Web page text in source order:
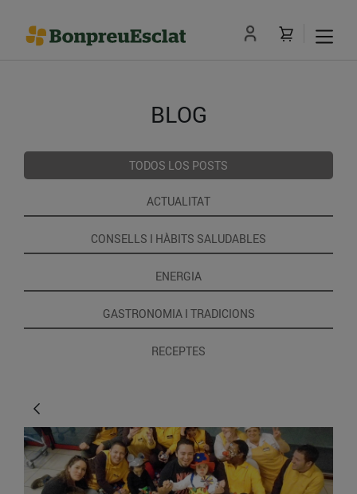
BLOG
TODOS LOS POSTS
ACTUALITAT
CONSELLS I HÀBITS SALUDABLES
ENERGIA
GASTRONOMIA I TRADICIONS
RECEPTES